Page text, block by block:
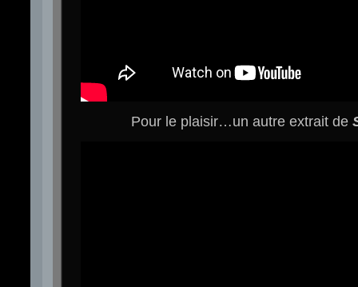
Pour le plaisir…un autre extrait de